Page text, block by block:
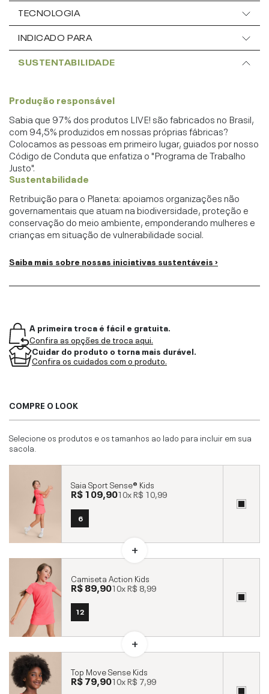
TECNOLOGIA
INDICADO PARA
SUSTENTABILIDADE
Produção responsável
Sabia que 97% dos produtos LIVE! são fabricados no Brasil,
com 94,5% produzidos em nossas próprias fábricas?
Colocamos as pessoas em primeiro lugar, guiados por nosso
Código de Conduta que enfatiza o "Programa de Trabalho
Justo".
Sustentabilidade
Retribuição para o Planeta: apoiamos organizações não
governamentais que atuam na biodiversidade, proteção e
conservação do meio ambiente, emponderando mulheres e
crianças em situação de vulnerabilidade social.
Saiba mais sobre nossas iniciativas sustentáveis ›
A primeira troca é fácil e gratuita.
Confira as opções de troca aqui.
Cuidar do produto o torna mais durável.
Confira os cuidados com o produto.
COMPRE O LOOK
Selecione os produtos e os tamanhos ao lado para incluir em sua
sacola.
Saia Sport Sense® Kids
R$ 109,9010xR$ 10,99
6
Camiseta Action Kids
R$ 89,9010xR$ 8,99
12
Top Move Sense Kids
R$ 79,9010xR$ 7,99